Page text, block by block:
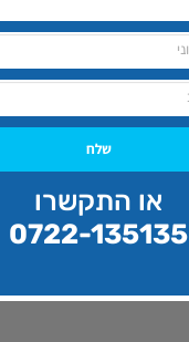
שלח
או התקשרו
0722-135135